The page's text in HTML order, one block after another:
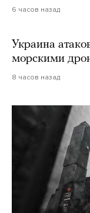
6 часов назад
Украина
морскими
8 часов назад